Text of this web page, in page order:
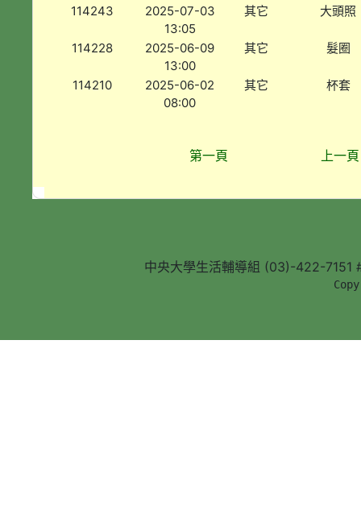
114243
2025-07-03
13:05
其它 大頭照
114228
2025-06-09
13:00
其它 髮圈
114210
2025-06-02
08:00
其它 杯套
第一頁 上一頁
中央大學生活輔導組 (03)-422-7151